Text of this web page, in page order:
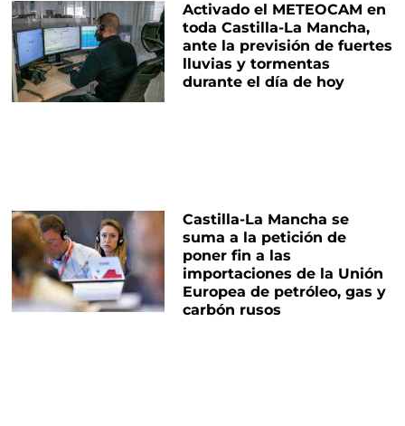
Activado el METEOCAM en
toda Castilla-La Mancha,
ante la previsión de fuertes
lluvias y tormentas
durante el día de hoy
Castilla-La Mancha se
suma a la petición de
poner fin a las
importaciones de la Unión
Europea de petróleo, gas y
carbón rusos